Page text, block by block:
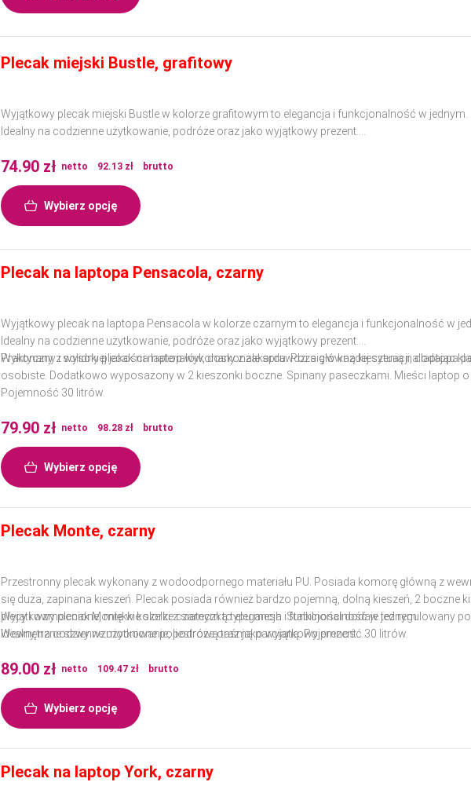
Plecak miejski Bustle, grafitowy
Wyjątkowy plecak miejski Bustle w kolorze grafitowym to elegancja i funkcjonalność w jednym.
Idealny na codzienne użytkowanie, podróże oraz jako wyjątkowy prezent.
74.90 zł netto 92.13 zł brutto
Wybierz opcję
Plecak na laptopa Pensacola, czarny
Wyjątkowy plecak na laptopa Pensacola w kolorze czarnym to elegancja i funkcjonalność w
Idealny na codzienne użytkowanie, podróże oraz jako wyjątkowy prezent.
Wykonany z wysokiej jakości materiałów, doskonale sprawdzi się w każdej sytuacji, dodając
Praktyczny i solidny plecak na laptop wykonany z żakardu. Poza główną kieszenią na laptopa
osobiste. Dodatkowo wyposażony w 2 kieszonki boczne. Spinany paseczkami. Mieści laptop
Pojemność 30 litrów.
79.90 zł netto 98.28 zł brutto
Wybierz opcję
Plecak Monte, czarny
Przestronny plecak wykonany z wodoodpornego materiału PU. Posiada komorę główną z
się duża, zapinana kieszeń. Plecak posiada również bardzo pojemną, dolną kieszeń, 2 boczne
plecy i wzmocnione, miękkie szelki z siateczką typu mesh. Stabilności dodaje też regulowany
Wewnętrzne szwy wzmocnione poliestrową taśmą parcianą. Pojemność 30 litrów.
Wyjątkowy plecak Monte w kolorze czarnym to elegancja i funkcjonalność w jednym.
Idealny na codzienne użytkowanie, podróże oraz jako wyjątkowy prezent.
89.00 zł netto 109.47 zł brutto
Wybierz opcję
Plecak na laptop York, czarny